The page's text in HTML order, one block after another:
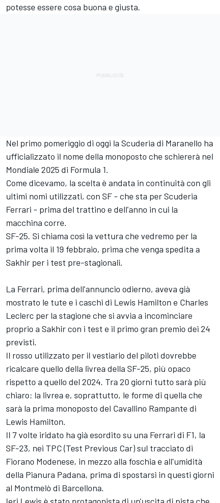
potesse essere cosa buona e giusta.
Nel primo pomeriggio di oggi la Scuderia di Maranello ha
ufficializzato il nome della monoposto che schiererà nel
Mondiale 2025 di Formula 1.
Come dicevamo, la scelta è andata in continuità con gli
ultimi nomi utilizzati, con SF - che sta per Scuderia
Ferrari - prima del trattino e dell'anno in cui la
macchina corre.
SF-25. Si chiama così la vettura che vedremo per la
prima volta il 19 febbraio, prima che venga spedita a
Sakhir per i test pre-stagionali.
La Ferrari, prima dell'annuncio odierno, aveva già
mostrato le tute e i caschi di Lewis Hamilton e Charles
Leclerc per la stagione che si avvia a incominciare
proprio a Sakhir con i test e il primo gran premio dei 24
previsti.
Il rosso utilizzato per il vestiario del piloti dovrebbe
ricalcare quello della livrea della SF-25, più opaco
rispetto a quello del 2024. Tra 20 giorni tutto sarà più
chiaro: la livrea e, soprattutto, le forme di quella che
sarà la prima monoposto del Cavallino Rampante di
Lewis Hamilton.
Il 7 volte iridato ha già esordito su una Ferrari di F1, la
SF-23, nei TPC (Test Previous Car) sul tracciato di
Fiorano Modenese, in mezzo alla foschia e all'umidità
della Pianura Padana, prima di spostarsi in questi giorni
al Montmelò di Barcellona.